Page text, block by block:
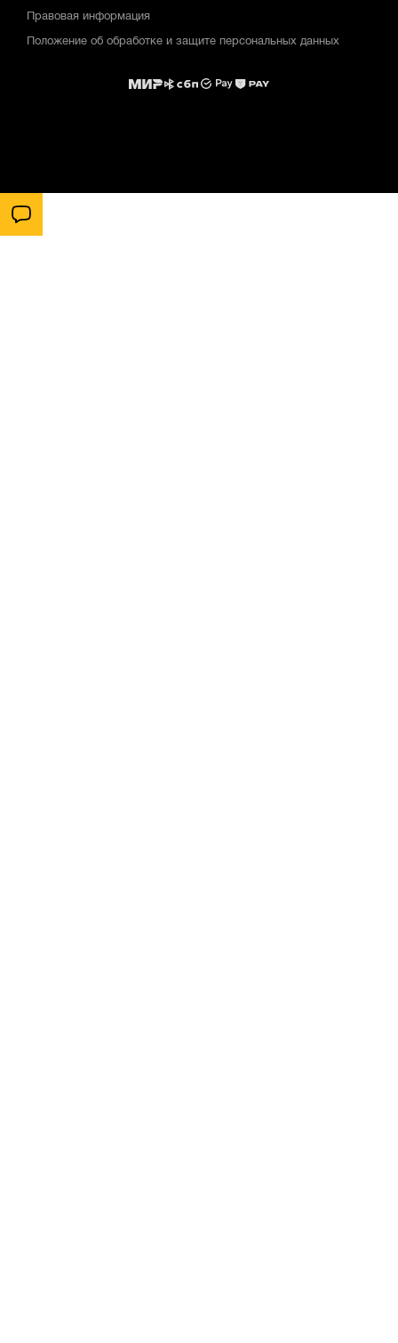
Правовая информация
Положение об обработке и защите персональных данных